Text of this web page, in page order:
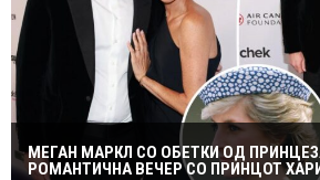
МЕГАН МАРКЛ СО ОБЕТКИ ОД
РОМАНТИЧНА ВЕЧЕР СО ПРИНЦОТ